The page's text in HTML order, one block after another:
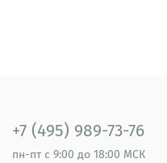
+7 (495) 989-73-76
пн-пт с 9:00 до 18:00 МСК